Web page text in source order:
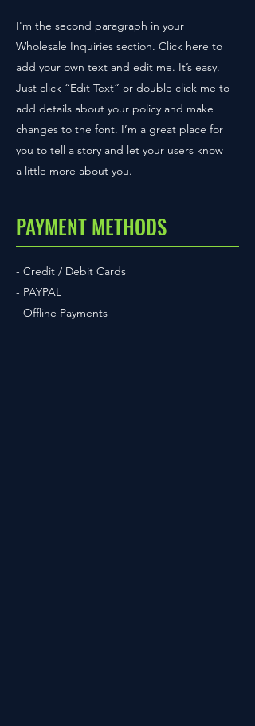
I'm the second paragraph in your
Wholesale Inquiries section. Click here to
add your own text and edit me. It’s easy.
Just click “Edit Text” or double click me to
add details about your policy and make
changes to the font. I’m a great place for
you to tell a story and let your users know
a little more about you.
PAYMENT METHODS
- Credit / Debit Cards
- PAYPAL
- Offline Payments